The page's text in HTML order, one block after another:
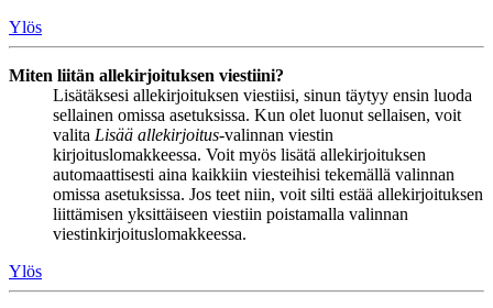
Ylös
Miten liitän allekirjoituksen viestiini?
Lisätäksesi allekirjoituksen viestiisi, sinun täytyy ensin luoda
sellainen omissa asetuksissa. Kun olet luonut sellaisen, voit
valita Lisää allekirjoitus-valinnan viestin
kirjoituslomakkeessa. Voit myös lisätä allekirjoituksen
automaattisesti aina kaikkiin viesteihisi tekemällä valinnan
omissa asetuksissa. Jos teet niin, voit silti estää allekirjoituksen
liittämisen yksittäiseen viestiin poistamalla valinnan
viestinkirjoituslomakkeessa.
Ylös